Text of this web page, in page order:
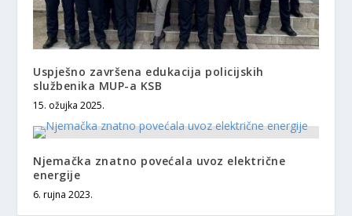
Uspješno završena edukacija policijskih
službenika MUP-a KSB
15. ožujka 2025.
Njemačka znatno povećala uvoz električne
energije
6. rujna 2023.